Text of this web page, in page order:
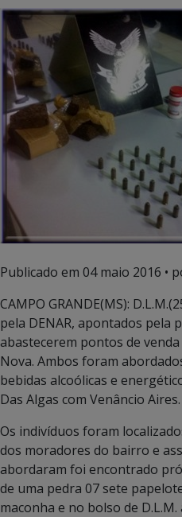
Publicado em 04 maio 2016 •
CAMPO GRANDE(MS):
pela DENAR, apontados pela
abastecerem pontos de
Nova. Ambos foram
bebidas alcoólicas e
Das Algas com Venâncio Aires.
Os indivíduos foram
dos moradores do bairro e
abordaram foi encontrado
de uma pedra 07 sete
maconha e no bolso de